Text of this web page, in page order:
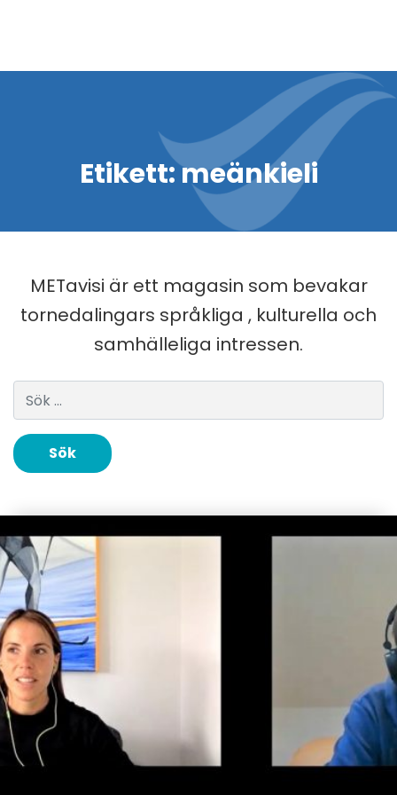
Etikett:meänkieli
METavisi är ett magasin som bevakar
tornedalingars språkliga , kulturella och
samhälleliga intressen.
Sök efter: